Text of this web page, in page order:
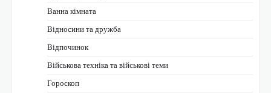
Ванна кімната
Відносини та дружба
Відпочинок
Військова техніка та військові теми
Гороскоп